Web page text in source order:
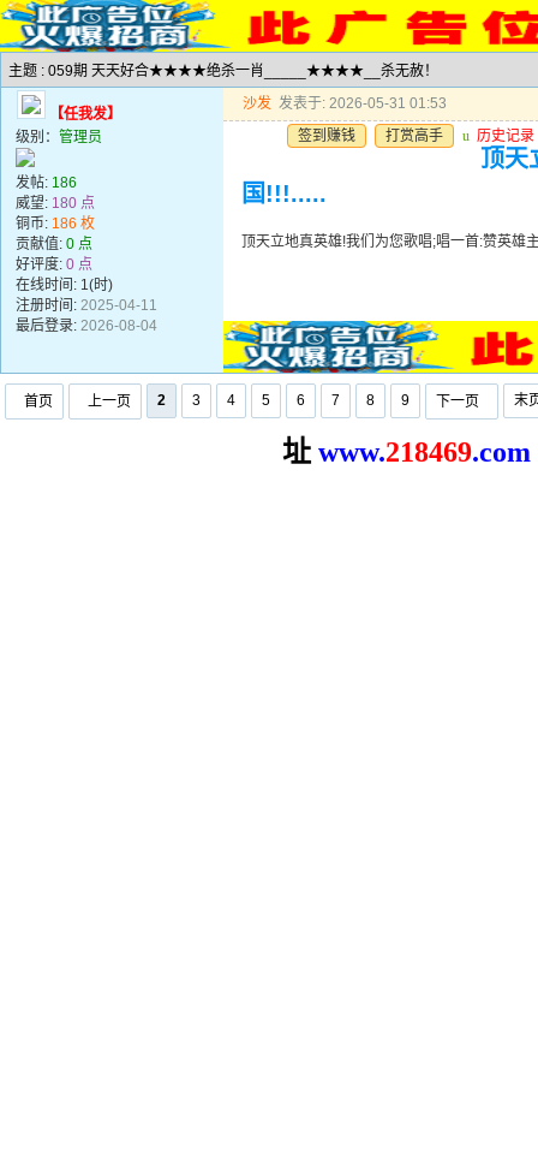
主题 : 059期 天天好合★★★★绝杀一肖_____★★★★__杀无赦！
【任我发】
级别： 管理员
发帖: 186
威望: 180 点
铜币: 186 枚
贡献值: 0 点
好评度: 0 点
在线时间: 1(时)
注册时间: 2025-04-11
最后登录: 2026-08-04
沙发 发表于: 2026-05-31 01:53
签到赚钱
打赏高手 u 历史记录
顶天
国!!!.....
顶天立地真英雄!我们为您歌唱;唱一首:赞英雄
首页 上一页 2 3 4 5 6 7 8 9 下一页 末
址 www.218469.com